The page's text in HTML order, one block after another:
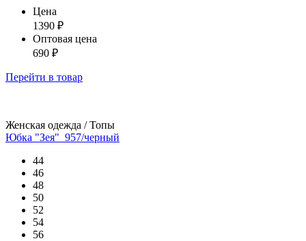
Цена
1390 ₽
Оптовая цена
690 ₽
Перейти в товар
Женская одежда / Топы
Юбка "Зея"_957/черный
44
46
48
50
52
54
56